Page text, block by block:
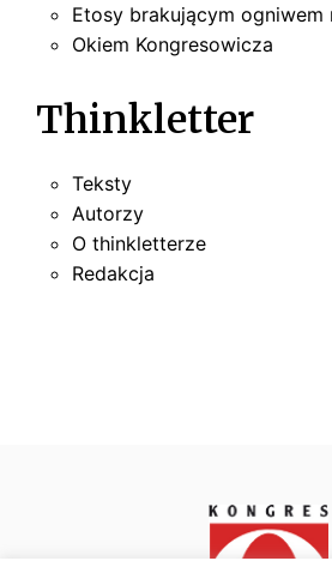
Etosy brakującym ogniwem
Okiem Kongresowicza
Thinkletter
Teksty
Autorzy
O thinkletterze
Redakcja